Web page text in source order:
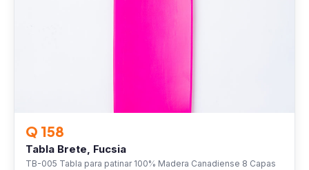
Q 158
Tabla Brete, Fucsia
TB-005 Tabla para patinar 100% Madera Canadiense 8 Capas